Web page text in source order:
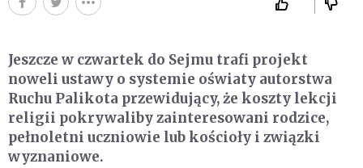
Jeszcze w czwartek do Sejmu trafi projekt
noweli ustawy o systemie oświaty autorstwa
Ruchu Palikota przewidujący, że koszty lekcji
religii pokrywaliby zainteresowani rodzice,
pełnoletni uczniowie lub kościoły i związki
wyznaniowe.